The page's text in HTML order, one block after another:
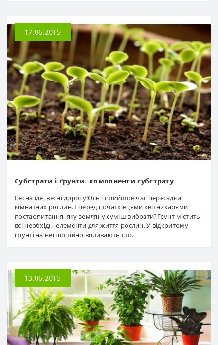
17.06.2015
Субстрати і ґрунти. компоненти субстрату
Весна іде, весні дорогу!Ось і прийшов час пересадки
кімнатних рослин. І перед початківцями квітникарями
постає питання, яку земляну суміш вибрати?Грунт містить
всі необхідні елементи для життя рослин. У відкритому
грунті на неї постійно впливають сто..
13.06.2015